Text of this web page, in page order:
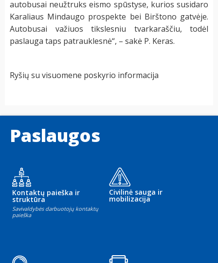
autobusai neužtruks eismo spūstyse, kurios susidaro
Karaliaus Mindaugo prospekte bei Birštono gatvėje.
Autobusai važiuos tikslesniu tvarkaraščiu, todėl
paslauga taps patrauklesnė“, – sakė P. Keras.
Ryšių su visuomene poskyrio informacija
Paslaugos
Kontaktų paieška ir
struktūra
Savivaldybės darbuotojų kontaktų
paieška
Civilinė sauga ir
mobilizacija